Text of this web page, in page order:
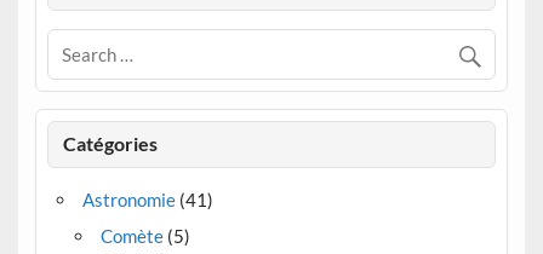
Catégories
Astronomie(41)
Comète(5)